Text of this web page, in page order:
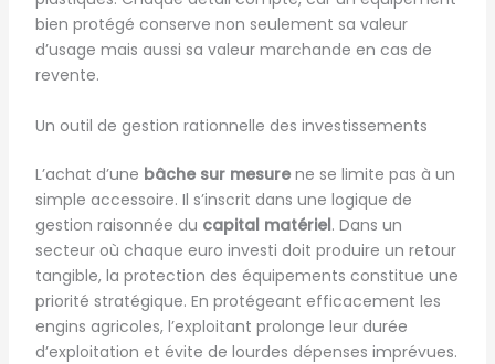
bien protégé conserve non seulement sa valeur
d’usage mais aussi sa valeur marchande en cas de
revente.
Un outil de gestion rationnelle des investissements
L’achat d’une bâche sur mesurene se limite pas à un
simple accessoire. Il s’inscrit dans une logique de
gestion raisonnée du capital matériel. Dans un
secteur où chaque euro investi doit produire un retour
tangible, la protection des équipements constitue une
priorité stratégique. En protégeant efficacement les
engins agricoles, l’exploitant prolonge leur durée
d’exploitation et évite de lourdes dépenses imprévues.